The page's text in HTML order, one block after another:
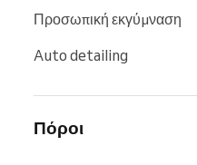
Προσωπική εκγύμναση
Auto detailing
Πόροι